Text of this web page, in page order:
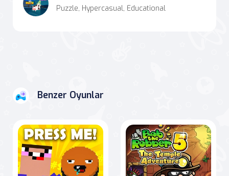
Puzzle, Hypercasual, Educational
Benzer Oyunlar